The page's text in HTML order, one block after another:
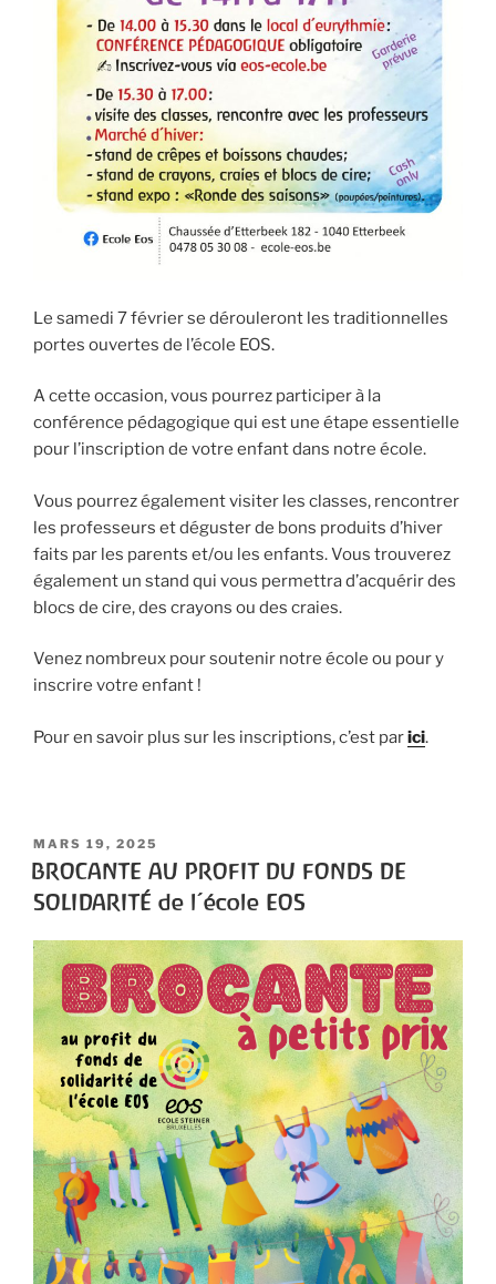
Le samedi 7 février se dérouleront les traditionnelles
portes ouvertes de l’école EOS.
A cette occasion, vous pourrez participer à la
conférence pédagogique qui est une étape essentielle
pour l’inscription de votre enfant dans notre école.
Vous pourrez également visiter les classes, rencontrer
les professeurs et déguster de bons produits d’hiver
faits par les parents et/ou les enfants. Vous trouverez
également un stand qui vous permettra d’acquérir des
blocs de cire, des crayons ou des craies.
Venez nombreux pour soutenir notre école ou pour y
inscrire votre enfant !
Pour en savoir plus sur les inscriptions, c’est parici.
MARS 19, 2025
BROCANTE AU PROFIT DU FONDS DE
SOLIDARITÉ de l’école EOS